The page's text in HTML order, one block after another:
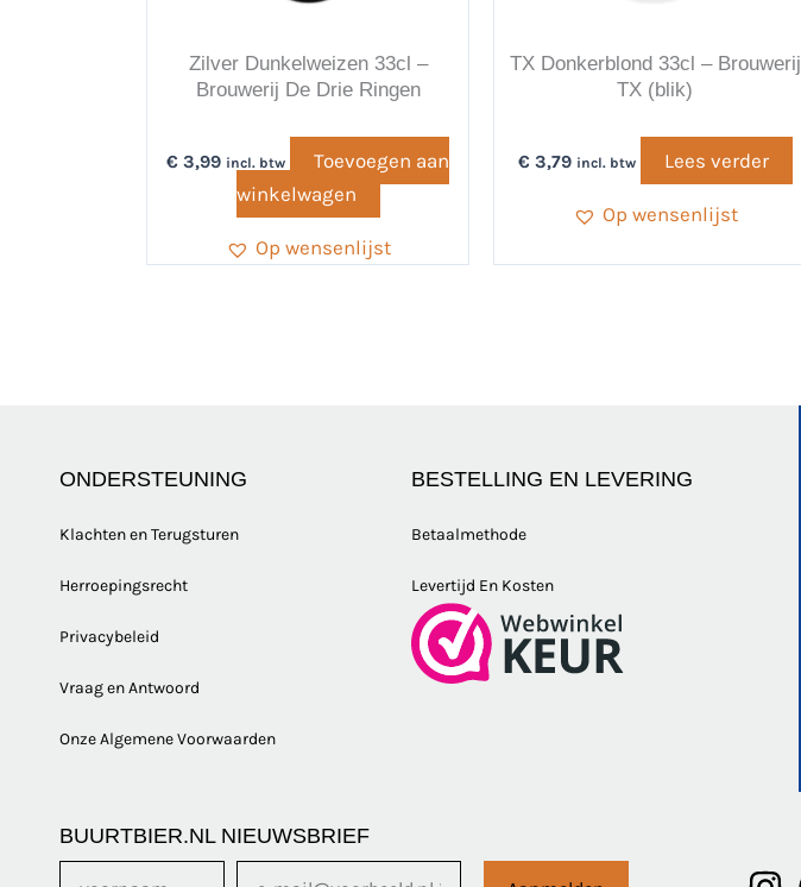
Zilver Dunkelweizen 33cl –
Brouwerij De Drie Ringen
€ 3,99 incl. btw
Toevoegen aan
winkelwagen
Op wensenlijst
TX Donkerblond 33cl – Brouwerij
TX (blik)
€3,79 incl. btw Lees verder
Op wensenlijst
ONDERSTEUNING
Klachten en Terugsturen
Herroepingsrecht
Privacybeleid
Vraag en Antwoord
Onze Algemene Voorwaarden
BESTELLING EN LEVERING
Betaalmethode
Levertijd En Kosten
BUURTBIER.NL NIEUWSBRIEF